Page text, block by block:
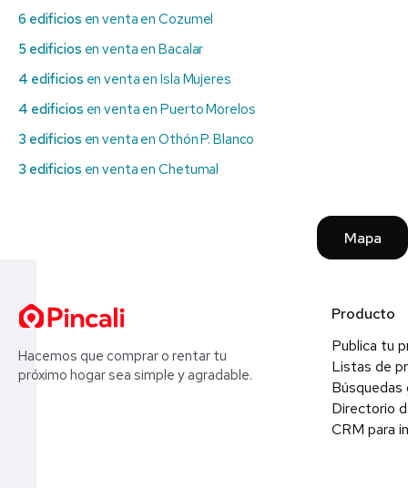
6 edificios en venta en Cozumel
5 edificios en venta en Bacalar
4 edificios en venta en Isla Mujeres
4 edificios en venta en Puerto Morelos
3 edificios en venta en Othón P. Blanco
3 edificios en venta en Chetumal
Mapa
Hacemos que comprar o rentar tu
próximo hogar sea simple y agradable.
Producto
Publica tu
Listas de
Búsquedas
Directorio
CRM para